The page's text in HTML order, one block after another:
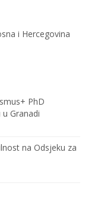
i Hercegovina
PhD
Granadi
na Odsjeku za